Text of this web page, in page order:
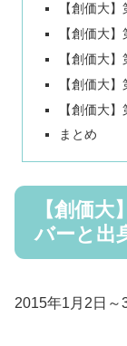
【創価大
【創価大
【創価大
【創価大
【創価大
まとめ
【創価
バーと出
2015年1月2日～